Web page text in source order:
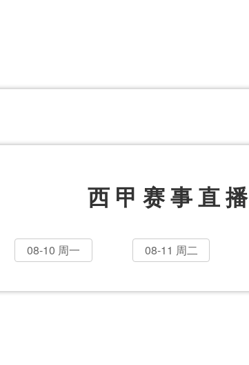
美洲杯 韩K联 NBA
西甲赛事直播
08-10 周一 08-11 周二